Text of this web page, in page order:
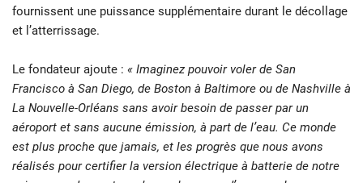
fournissent une puissance supplémentaire durant le décollage
et l’atterrissage.
Le fondateur ajoute : « Imaginez pouvoir voler de San
Francisco à San Diego, de Boston à Baltimore ou de Nashville à
La Nouvelle-Orléans sans avoir besoin de passer par un
aéroport et sans aucune émission, à part de l’eau. Ce monde
est plus proche que jamais, et les progrès que nous avons
réalisés pour certifier la version électrique à batterie de notre